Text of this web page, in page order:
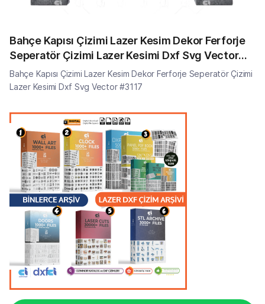
Bahçe Kapısı Çizimi Lazer Kesim Dekor Ferforje
Seperatör Çizimi Lazer Kesimi Dxf Svg Vector
#3117
Bahçe Kapısı Çizimi Lazer Kesim Dekor Ferforje Seperatör Çizimi
Lazer Kesimi Dxf Svg Vector #3117